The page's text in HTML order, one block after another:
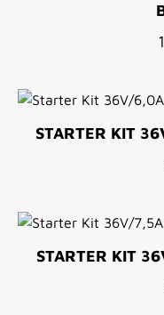
STARTER KIT
STARTER KIT